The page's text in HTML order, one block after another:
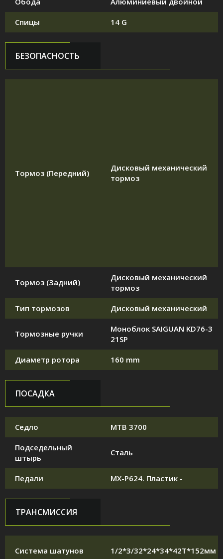
Спицы 14 G
БЕЗОПАСНОСТЬ
Тормоз (Передний)
Дисковый механический
тормоз
Тормоз (Задний)
Дисковый механический
тормоз
Тип тормозов Дисковый механический
Тормозные ручки
Моноблок SAIGUAN KD76-3
21SP
Диаметр ротора 160 mm
ПОСАДКА
Седло MTB 3700
Подседельный
штырь
Сталь
Педали MX-P624. Пластик -
ТРАНСМИССИЯ
Система шатунов 1/2*3/32*24*34*42T*152мм